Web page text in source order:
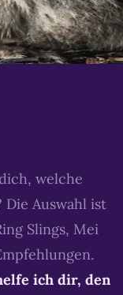
welche
Auswahl ist
Slings, Mei
ich dir, den